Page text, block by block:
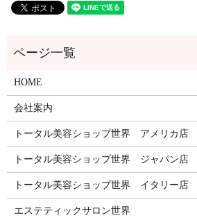
HOME
会社案内
トータル美容ショップ世界 アメリカ店
トータル美容ショップ世界 ジャパン店
トータル美容ショップ世界 イタリー店
エステティックサロン世界